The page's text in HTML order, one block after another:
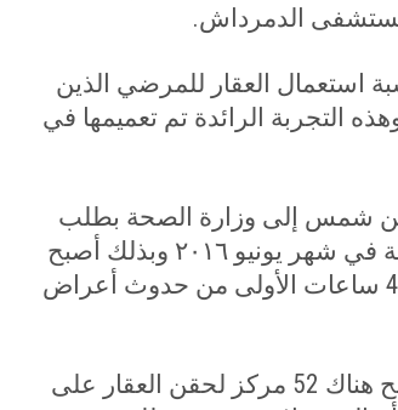
مستشفى الدمرداش.
استعمال العقار للمرضي الذين
الـ 4.5 ساعات الأولى من 13 % الـ 95 %، وهذه التجربة الرائدة تم تعميمها في
شمس إلى وزارة الصحة بطلب
توفير العلاج على نفقه الدولة، وبالفعل تمت الموافقة في شهر يونيو ٢٠١٦ وبذلك أصبح
العلاج مجاني على نفقة الدولة لكل مريض في الـ 4.5 ساعات الأولى من حدوث أعراض
وبعد مرور عامين على تعميم تجربة عين شمس أصبح هناك 52 مركز لحقن العقار على